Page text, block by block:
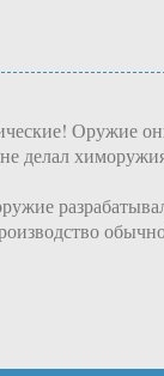
Оружие
делал